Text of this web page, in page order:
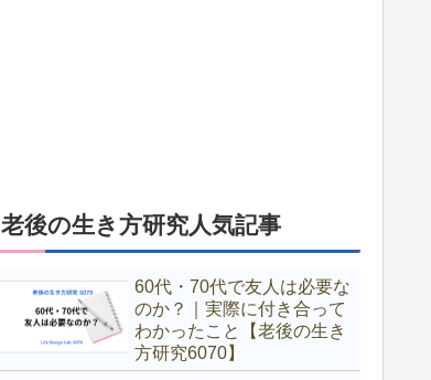
老後の生き方研究人気記事
60代・70代で友人は必要な
のか？｜実際に付き合って
わかったこと【老後の生き
方研究6070】